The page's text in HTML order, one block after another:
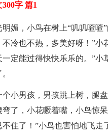
字 篇1
媚，小鸟在树上“叽叽喳喳
冷也不热，多美好呀！”小
一定能过得快快乐乐的。”
个小男孩，男孩跳上树，腿
弯了，小花噘着嘴，小鸟惊
住了！”小鸟也害怕地飞